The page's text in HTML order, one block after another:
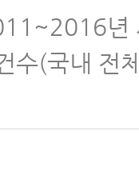
년
수(국내 전